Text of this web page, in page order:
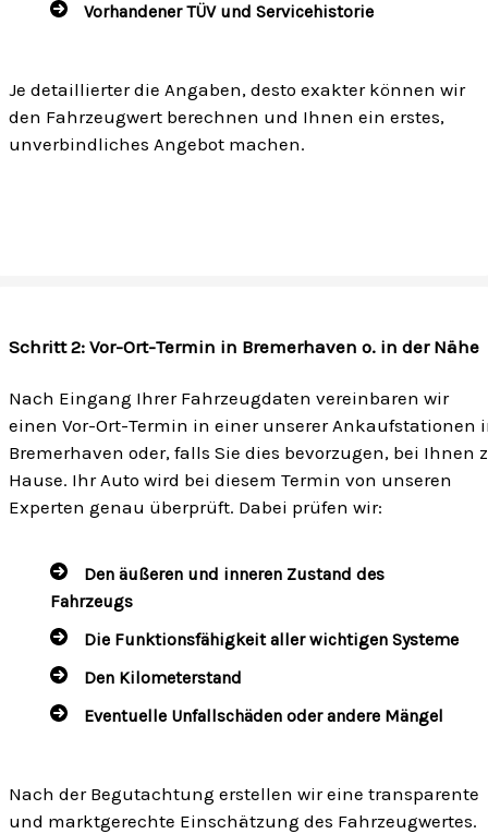
Vorhandener TÜV und Servicehistorie
Je detaillierter die Angaben, desto exakter können wir
den Fahrzeugwert berechnen und Ihnen ein erstes,
unverbindliches Angebot machen.
Schritt 2: Vor-Ort-Termin in Bremerhaven o. in der Nähe
Nach Eingang Ihrer Fahrzeugdaten vereinbaren wir
einen Vor-Ort-Termin in einer unserer Ankaufstationen
Bremerhaven oder, falls Sie dies bevorzugen, bei Ihnen
Hause. Ihr Auto wird bei diesem Termin von unseren
Experten genau überprüft. Dabei prüfen wir:
Den äußeren und inneren Zustand des
Fahrzeugs
Die Funktionsfähigkeit aller wichtigen Systeme
Den Kilometerstand
Eventuelle Unfallschäden oder andere Mängel
Nach der Begutachtung erstellen wir eine transparente
und marktgerechte Einschätzung des Fahrzeugwertes.